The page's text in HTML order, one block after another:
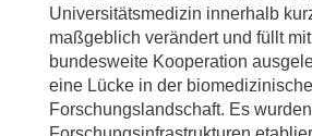
Universitätsmedizin innerhalb
maßgeblich verändert und füllt
bundesweite Kooperation
eine Lücke in der
Forschungslandschaft. Es